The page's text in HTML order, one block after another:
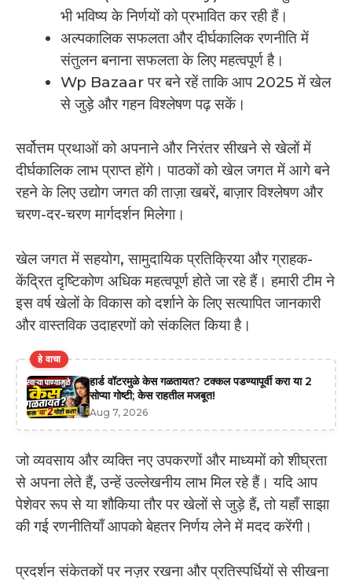
भी भविष्य के निर्णयों को प्रभावित कर रही हैं।
अल्पकालिक सफलता और दीर्घकालिक रणनीति में
संतुलन बनाना सफलता के लिए महत्वपूर्ण है।
Wp Bazaar पर बने रहें ताकि आप 2025 में खेल
से जुड़े और गहन विश्लेषण पढ़ सकें।
सर्वोत्तम प्रथाओं को अपनाने और निरंतर सीखने से खेलों में
दीर्घकालिक लाभ प्राप्त होंगे। पाठकों को खेल जगत में आगे बने
रहने के लिए उद्योग जगत की ताज़ा खबरें, बाज़ार विश्लेषण और
चरण-दर-चरण मार्गदर्शन मिलेगा।
खेल जगत में सहयोग, सामुदायिक प्रतिक्रिया और ग्राहक-
केंद्रित दृष्टिकोण अधिक महत्वपूर्ण होते जा रहे हैं। हमारी टीम ने
इस वर्ष खेलों के विकास को दर्शाने के लिए सत्यापित जानकारी
और वास्तविक उदाहरणों को संकलित किया है।
हे वाचा
हार्ड वॉटरमुळे केस गळतायत? टक्कल पडण्यापूर्वी करा या 2
सोप्या गोष्टी; केस राहतील मजबूत!
Aug 7, 2026
जो व्यवसाय और व्यक्ति नए उपकरणों और माध्यमों को शीघ्रता
से अपना लेते हैं, उन्हें उल्लेखनीय लाभ मिल रहे हैं। यदि आप
पेशेवर रूप से या शौकिया तौर पर खेलों से जुड़े हैं, तो यहाँ साझा
की गई रणनीतियाँ आपको बेहतर निर्णय लेने में मदद करेंगी।
प्रदर्शन संकेतकों पर नज़र रखना और प्रतिस्पर्धियों से सीखना